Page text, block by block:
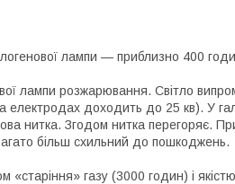
лампи — приблизно 400
лампи розжарювання. Світло
доходить до 25 кв). У
нитка. Згодом нитка перегоряє.
більш схильний до пошкоджень.
«старіння» газу (3000 годин) і